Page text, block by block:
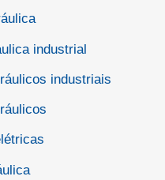
industrial
industriais